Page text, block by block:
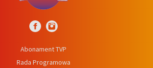
Abonament TVP
Rada Programowa